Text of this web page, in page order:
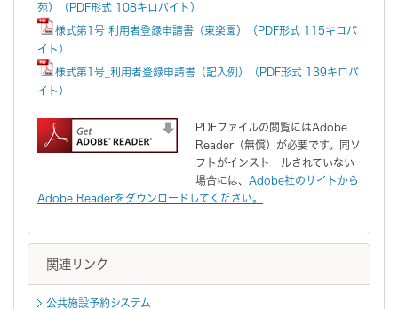
苑）（PDF形式 108キロバイト）
様式第1号 利用者登録申請書（東楽園）（PDF形式 115キロバ
イト）
様式第1号_利用者登録申請書（記入例）（PDF形式 139キロバ
イト）
PDFファイルの閲覧にはAdobe
Reader（無償）が必要です。同ソ
フトがインストールされていない
場合には、 Adobe社のサイトから
Adobe Readerをダウンロードしてください。
関連リンク
公共施設予約システム